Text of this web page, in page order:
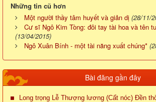
Những tin cũ hơn
Một người thầy tâm huyết và giản dị (28/11/
Cư sĩ Ngô Kim Tòng: đôi tay tài hoa và tên
(13/04/2015)
Ngô Xuân Bính - một tài năng xuất chúng*
Bài đăng gần đây
Long trọng Lễ Thượng lương (Cất nóc) Đền